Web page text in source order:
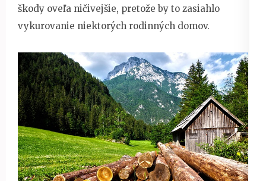
škody oveľa ničivejšie, pretože by to zasiahlo
vykurovanie niektorých rodinných domov.